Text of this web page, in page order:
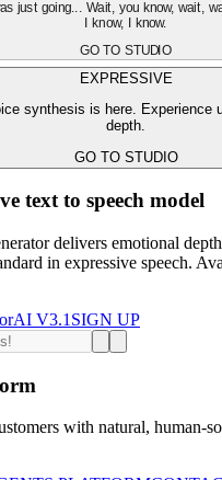
just going... Wait, you know, wait,
I know, I know.
GO TO STUDIO
EXPRESSIVE
synthesis is here. Experience
depth.
GO TO STUDIO
text to speech model
delivers emotional
in expressive speech.
V3.1 SIGN UP
with natural, human-